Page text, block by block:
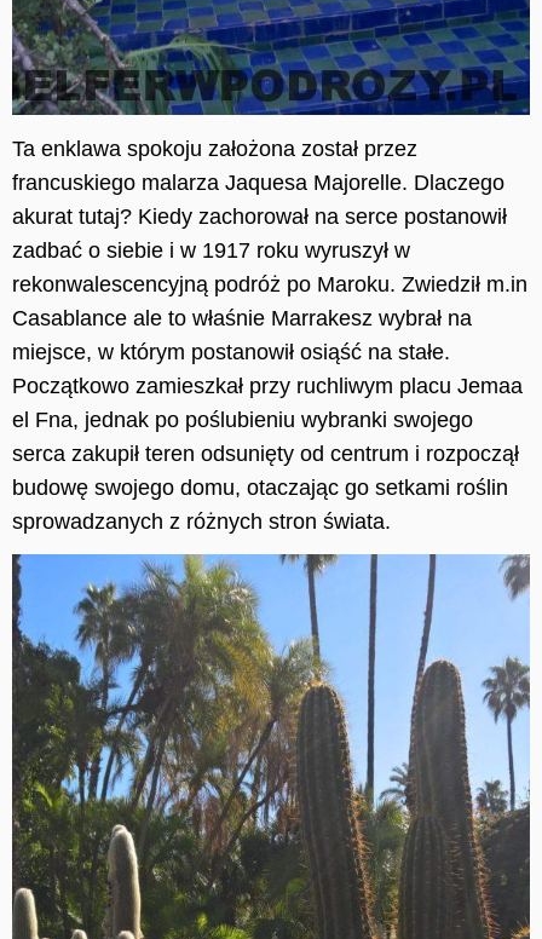
Ta enklawa spokoju założona został przez
francuskiego malarza Jaquesa Majorelle. Dlaczego
akurat tutaj? Kiedy zachorował na serce postanowił
zadbać o siebie i w 1917 roku wyruszył w
rekonwalescencyjną podróż po Maroku. Zwiedził m.in
Casablance ale to właśnie Marrakesz wybrał na
miejsce, w którym postanowił osiąść na stałe.
Początkowo zamieszkał przy ruchliwym placu Jemaa
el Fna, jednak po poślubieniu wybranki swojego
serca zakupił teren odsunięty od centrum i rozpoczął
budowę swojego domu, otaczając go setkami roślin
sprowadzanych z różnych stron świata.